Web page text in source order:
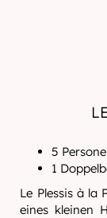
5
1
Le Plessis à la
eines kleinen